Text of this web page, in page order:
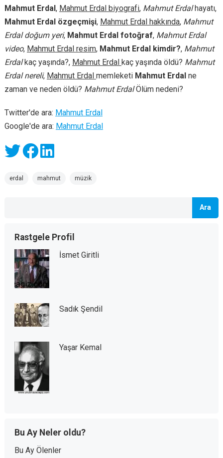
Mahmut Erdal, Mahmut Erdal biyografi, Mahmut Erdalhayatı,
Mahmut Erdal özgeçmişi, Mahmut Erdal hakkında, Mahmut
Erdal doğum yeri, Mahmut Erdal fotoğraf, Mahmut Erdal
video, Mahmut Erdal resim, Mahmut Erdal kimdir?, Mahmut
Erdalkaç yaşında?, Mahmut Erdal kaç yaşında öldü? Mahmut
Erdal nereli, Mahmut Erdal memleketi Mahmut Erdalne
zaman ve neden öldü? Mahmut ErdalÖlüm nedeni?
Twitter'de ara: Mahmut Erdal
Google'de ara: Mahmut Erdal
erdal mahmut müzik
Ara
Rastgele Profil
İsmet Giritli
Sadık Şendil
Yaşar Kemal
Bu Ay Neler oldu?
Bu Ay Ölenler